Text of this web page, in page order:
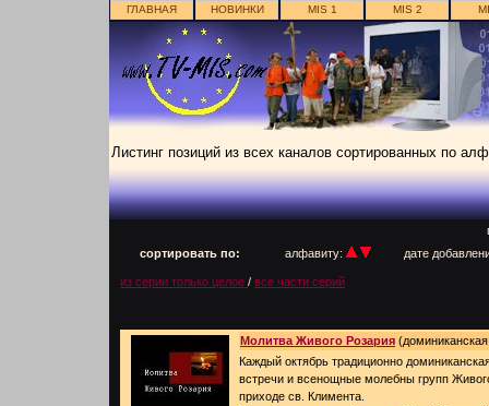
ГЛАВНАЯ НОВИНКИ MIS 1 MIS 2
Листинг позиций из всех каналов сортированных по
сортировать по:
алфавиту: дате
из серии только целое / все части серий
Молитва Живого Розария
Каждый октябрь традиционно
встречи и всенощные молебны групп
приходе св. Климента.